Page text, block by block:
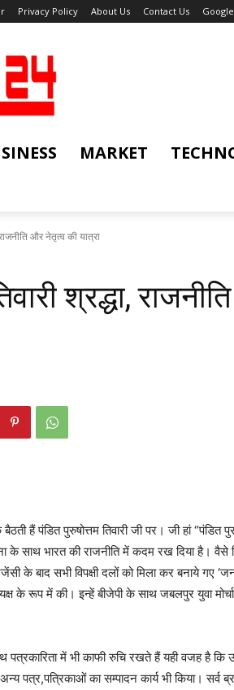
Privacy Policy About Us Contact Us
MARKET
और नेतृत्व की यात्रा
श्रद्धा,
हैं पंडित पुरुषोत्तम तिवारी जी पर। जी हां “पंडित
के साथ भारत की राजनीति में कदम रख दिया है।
के बाद सभी विपक्षी दलों को मिला कर बनाये गए
के रूप में की। इन्हें बीजेपी के साथ जबलपुर युवा
पत्रकारिता में भी काफी रुचि रखते हैं यही वजह है
पत्र,पत्रिकाओं का सम्पादन कार्य भी किया। सर्व